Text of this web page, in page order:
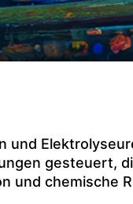
und
gesteuert,
und chemische